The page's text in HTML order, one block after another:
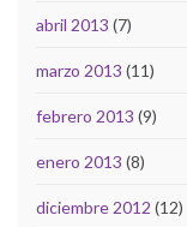
abril 2013 (7)
marzo 2013 (11)
febrero 2013 (9)
enero 2013 (8)
diciembre 2012 (12)